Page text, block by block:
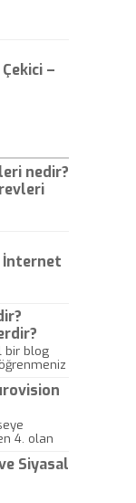
–
nedir?
İnternet
bir blog
4. olan
Siyasal